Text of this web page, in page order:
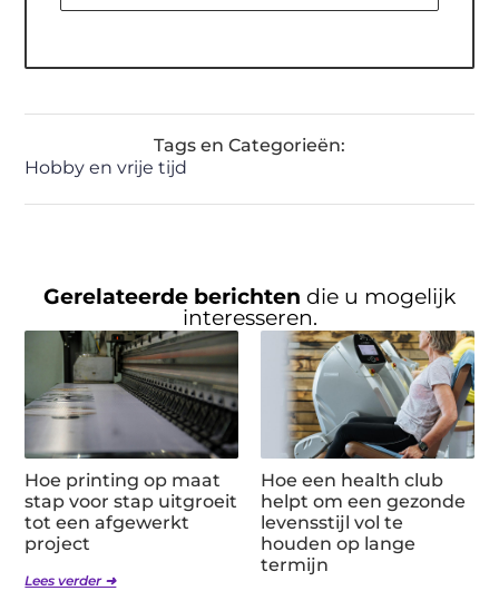
Tags en Categorieën:
Hobby en vrije tijd
Gerelateerde berichten die u mogelijk
interesseren.
Hoe printing op maat
stap voor stap uitgroeit
tot een afgewerkt
project
Lees verder ➜
Hoe een health club
helpt om een gezonde
levensstijl vol te
houden op lange
termijn